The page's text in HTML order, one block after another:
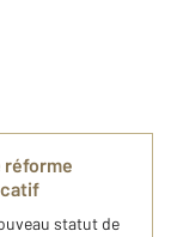
réforme
statut de